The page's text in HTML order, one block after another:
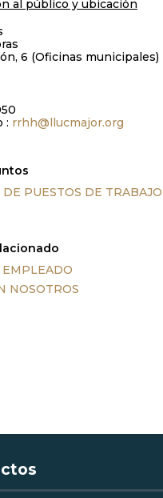
al público y ubicación
6 (Oficinas municipales)
: rrhh@llucmajor.org
PUESTOS DE TRABAJO
NOSOTROS